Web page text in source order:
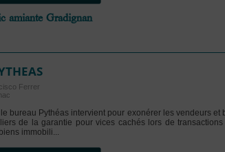
amiante Gradignan
Ferrer
bureau Pythéas intervient pour exonérer les vendeurs et
de la garantie pour vices cachés lors de transactions
immobili...